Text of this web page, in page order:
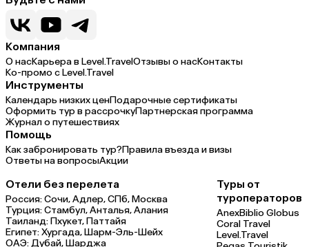
Компания
О насКарьера в Level.TravelОтзывы о насКонтакты
Ко-промо с Level.Travel
Инструменты
Календарь низких ценПодарочные сертификаты
Оформить тур в рассрочкуПартнерская программа
Журнал о путешествиях
Помощь
Как забронировать тур?Правила въезда и визы
Ответы на вопросыАкции
Отели без перелета
Россия:Сочи,Адлер,СПб,Москва
Турция:Стамбул,Анталья,Алания
Таиланд:Пхукет,Паттайя
Египет:Хургада,Шарм-Эль-Шейх
ОАЭ:Дубай,Шарджа
Туры от
туроператоров
AnexBiblio Globus
Coral Travel
Level.Travel